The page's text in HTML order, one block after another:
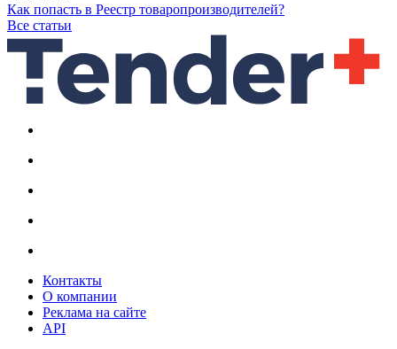
Как попасть в Реестр товаропроизводителей?
Все статьи
Контакты
О компании
Реклама на сайте
API